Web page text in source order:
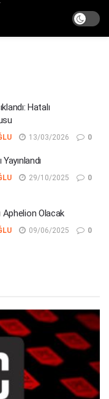
Hatalı
13/03/2026 0
29/10/2025 0
Aphelion Olacak
09/06/2025 0